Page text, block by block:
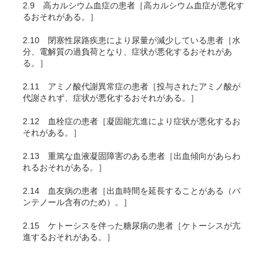
2.9 高カルシウム血症の患者［高カルシウム血症が悪化す
るおそれがある。］
2.10 閉塞性尿路疾患により尿量が減少している患者［水
分、電解質の過負荷となり、症状が悪化するおそれがあ
る。］
2.11
アミノ酸代謝異常症の患者［投与されたアミノ酸が
代謝されず、症状が悪化するおそれがある。］
2.12 血栓症の患者［凝固能亢進により症状が悪化するお
それがある。］
2.13 重篤な血液凝固障害のある患者［出血傾向があらわ
れるおそれがある。］
2.14 血友病の患者［出血時間を延長することがある（パ
ンテノール含有のため）。］
2.15 ケトーシスを伴った糖尿病の患者［ケトーシスが亢
進するおそれがある。］